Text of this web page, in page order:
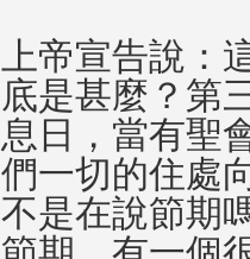
上帝宣告說：
底是甚麼？第
息日，當有聖
們一切的住處
不是在說節期